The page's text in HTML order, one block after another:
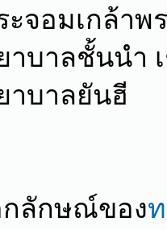
ะจอมเกล้าพ
าบาลชั้นนำ
าบาลยันฮี
กลักษณ์ของ